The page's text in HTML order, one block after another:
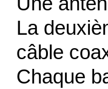
La
câble
Chaque